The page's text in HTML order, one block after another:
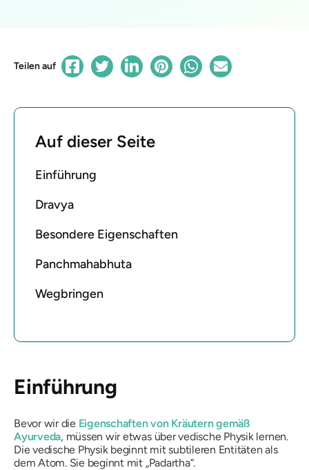
Teilen auf
Auf dieser Seite
Einführung
Dravya
Besondere Eigenschaften
Panchmahabhuta
Wegbringen
Einführung
Bevor wir die Eigenschaften von Kräutern gemäß
Ayurveda, müssen wir etwas über vedische Physik lernen.
Die vedische Physik beginnt mit subtileren Entitäten als
dem Atom. Sie beginnt mit „Padartha“.